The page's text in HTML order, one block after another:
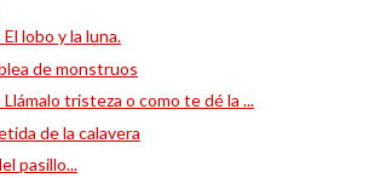
lobo y la luna.
de monstruos
tristeza o como te dé la ...
de la calavera
pasillo...